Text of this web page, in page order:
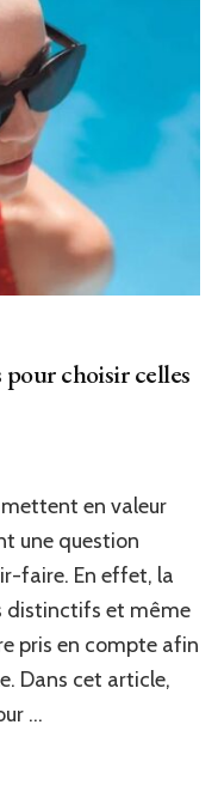
pour choisir celles
en valeur
une question
faire. En effet, la
distinctifs et même
pris en compte afin
Dans cet article,
…